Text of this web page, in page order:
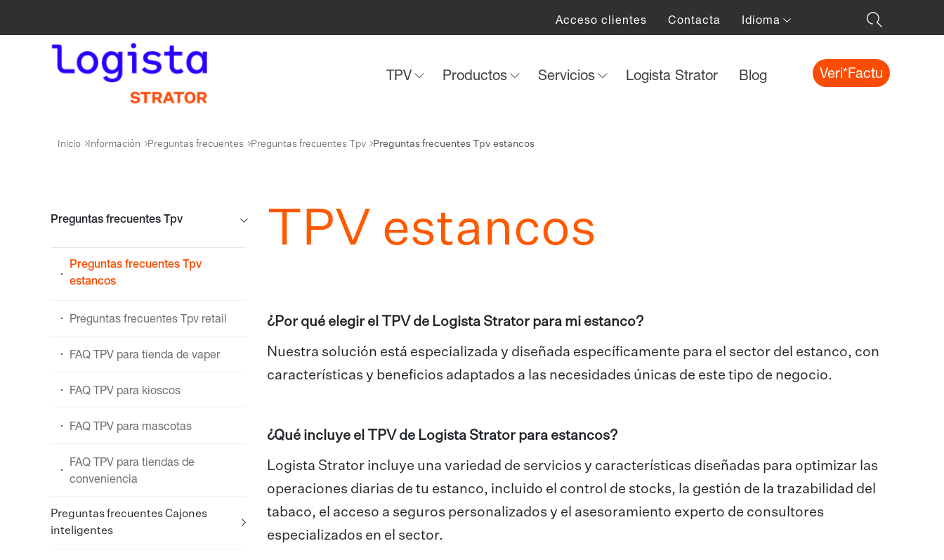
Acceso clientes Contacta Idioma
TPV Productos Servicios Logista Strator Blog Veri*Factu
Inicio Información Preguntas frecuentes Preguntas frecuentes Tpv Preguntas frecuentes Tpv estancos
Preguntas frecuentes Tpv
Preguntas frecuentes Tpv
estancos
Preguntas frecuentes Tpv retail
FAQ TPV para tienda de vaper
FAQ TPV para kioscos
FAQ TPV para mascotas
FAQ TPV para tiendas de
conveniencia
Preguntas frecuentes Cajones
inteligentes
TPV estancos
¿Por qué elegir el TPV de Logista Strator para mi estanco?
Nuestra solución está especializada y diseñada específicamente para el sector del estanco, con
características y beneficios adaptados a las necesidades únicas de este tipo de negocio.
¿Qué incluye el TPV de Logista Strator para estancos?
Logista Strator incluye una variedad de servicios y características diseñadas para optimizar las
operaciones diarias de tu estanco, incluido el control de stocks, la gestión de la trazabilidad del
tabaco, el acceso a seguros personalizados y el asesoramiento experto de consultores
especializados en el sector.